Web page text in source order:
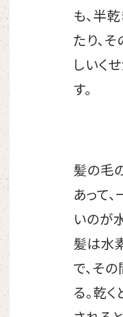
も、半
たり、
しいく
す。
髪の毛
あって
いのが
髪は水
で、そ
る。乾